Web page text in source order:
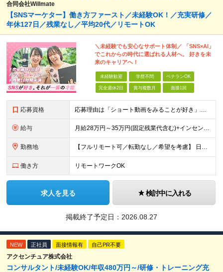
合同会社Willmate
【SNSマーケター】働き方ファースト／未経験OK！／充実研修／
年休127日／残業なし／平均20代／リモートOK
＼未経験でも安心なサポート体制／ 「SNS×AI」
でこれからの時代に選ばれる人材へ。 好きを未
来のキャリアへ！
未経験歓迎 学歴不問 ベテランOK
完全週休2日 賞与複数月 面接1回
応募資格 応募理由は「ショート動画をみることが好き」でOK！ #学歴不問 #未経験OK ★1つでも当てはまれば、マッチング率高め★ □ SNSや動画制作に興味がある方 □ アイデアを考えることが好きな方 □
給与 月給28万円～35万円(固定残業代含む)+インセンティブ＋各種手当 ※経験・能力等を考慮の上、決定します。 ※残業はほとんどありませんが、発生した場合は時間外手当を100％支給します。 【固定残業
勤務地 【フルリモート可／転勤なし／希望を考慮】 日本47都道府県、どこでも就業可能！ （東京・神奈川・埼玉・千葉・北海道・宮城・愛知・大阪・福岡・新潟など 各拠点近郊のプロジェクト先） 【Point】
働き方 リモートワークOK
求人を見る 検討中に入れる
掲載終了予定日： 2026.08.27
NEW 正社員 面接情報有 自己PR不要
アクセンチュア株式会社
コンサルタント/未経験OK/年収480万円～/研修・トレーニング充